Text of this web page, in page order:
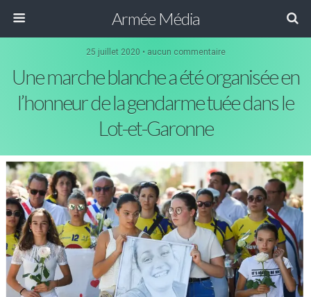
Armée Média
25 juillet 2020 • aucun commentaire
Une marche blanche a été organisée en
l’honneur de la gendarme tuée dans le
Lot-et-Garonne